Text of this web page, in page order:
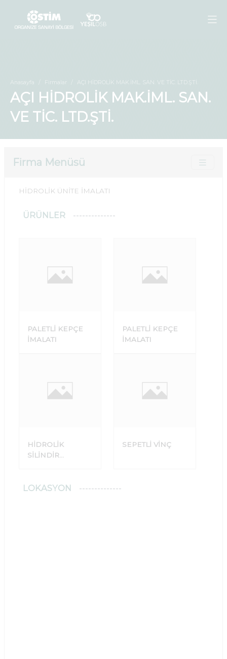
Anasayfa Firmalar AÇI HİDROLİK MAK.İML. SAN. VE TİC. LTD.ŞTİ.
AÇI HİDROLİK MAK.İML. SAN.
VE TİC. LTD.ŞTİ.
Firma Menüsü
HİDROLİK ÜNİTE İMALATI
ÜRÜNLER
PALETLİ KEPÇE
İMALATI
PALETLİ KEPÇE
İMALATI
HİDROLİK
SİLİNDİR
SEPETLİ VİNÇ
LOKASYON